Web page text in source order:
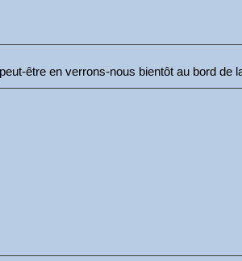
être en verrons-nous bientôt au bord de